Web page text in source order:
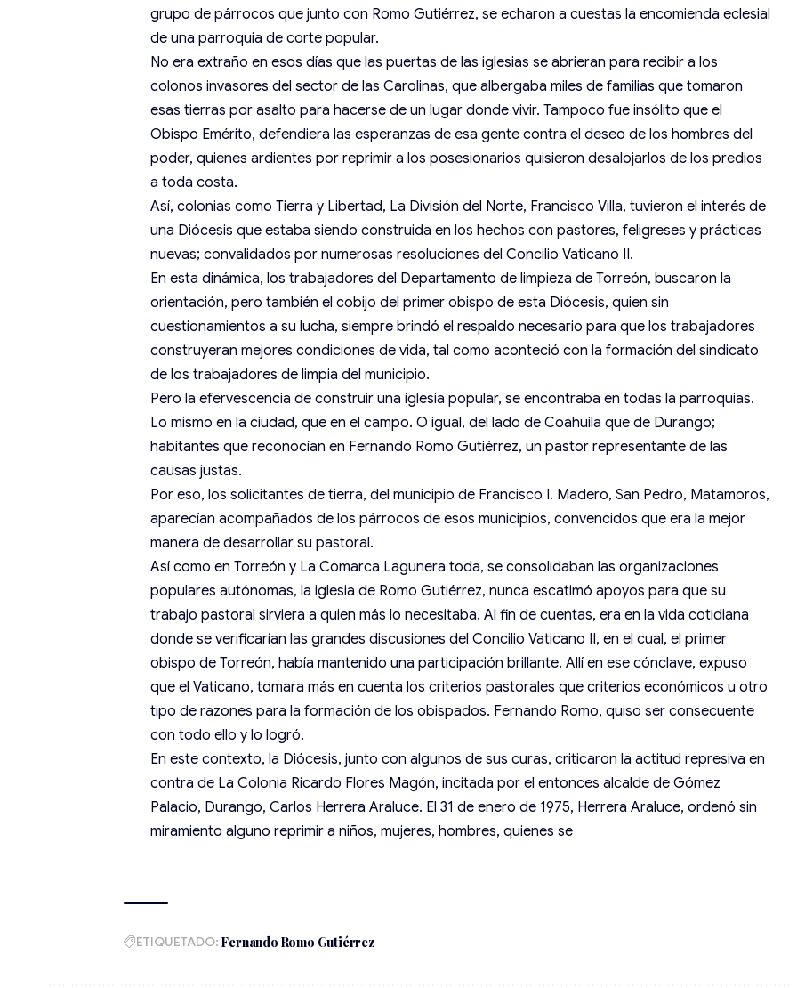
grupo de párrocos que junto con Romo Gutiérrez, se echaron a cuestas la encomienda eclesial
de una parroquia de corte popular.
No era extraño en esos días que las puertas de las iglesias se abrieran para recibir a los
colonos invasores del sector de las Carolinas, que albergaba miles de familias que tomaron
esas tierras por asalto para hacerse de un lugar donde vivir. Tampoco fue insólito que el
Obispo Emérito, defendiera las esperanzas de esa gente contra el deseo de los hombres del
poder, quienes ardientes por reprimir a los posesionarios quisieron desalojarlos de los predios
a toda costa.
Así, colonias como Tierra y Libertad, La División del Norte, Francisco Villa, tuvieron el interés de
una Diócesis que estaba siendo construida en los hechos con pastores, feligreses y prácticas
nuevas; convalidados por numerosas resoluciones del Concilio Vaticano II.
En esta dinámica, los trabajadores del Departamento de limpieza de Torreón, buscaron la
orientación, pero también el cobijo del primer obispo de esta Diócesis, quien sin
cuestionamientos a su lucha, siempre brindó el respaldo necesario para que los trabajadores
construyeran mejores condiciones de vida, tal como aconteció con la formación del sindicato
de los trabajadores de limpia del municipio.
Pero la efervescencia de construir una iglesia popular, se encontraba en todas la parroquias.
Lo mismo en la ciudad, que en el campo. O igual, del lado de Coahuila que de Durango;
habitantes que reconocían en Fernando Romo Gutiérrez, un pastor representante de las
causas justas.
Por eso, los solicitantes de tierra, del municipio de Francisco I. Madero, San Pedro, Matamoros,
aparecían acompañados de los párrocos de esos municipios, convencidos que era la mejor
manera de desarrollar su pastoral.
Así como en Torreón y La Comarca Lagunera toda, se consolidaban las organizaciones
populares autónomas, la iglesia de Romo Gutiérrez, nunca escatimó apoyos para que su
trabajo pastoral sirviera a quien más lo necesitaba. Al fin de cuentas, era en la vida cotidiana
donde se verificarían las grandes discusiones del Concilio Vaticano II, en el cual, el primer
obispo de Torreón, había mantenido una participación brillante. Allí en ese cónclave, expuso
que el Vaticano, tomara más en cuenta los criterios pastorales que criterios económicos u otro
tipo de razones para la formación de los obispados. Fernando Romo, quiso ser consecuente
con todo ello y lo logró.
En este contexto, la Diócesis, junto con algunos de sus curas, criticaron la actitud represiva en
contra de La Colonia Ricardo Flores Magón, incitada por el entonces alcalde de Gómez
Palacio, Durango, Carlos Herrera Araluce. El 31 de enero de 1975, Herrera Araluce, ordenó sin
miramiento alguno reprimir a niños, mujeres, hombres, quienes se
ETIQUETADO: Fernando Romo Gutiérrez